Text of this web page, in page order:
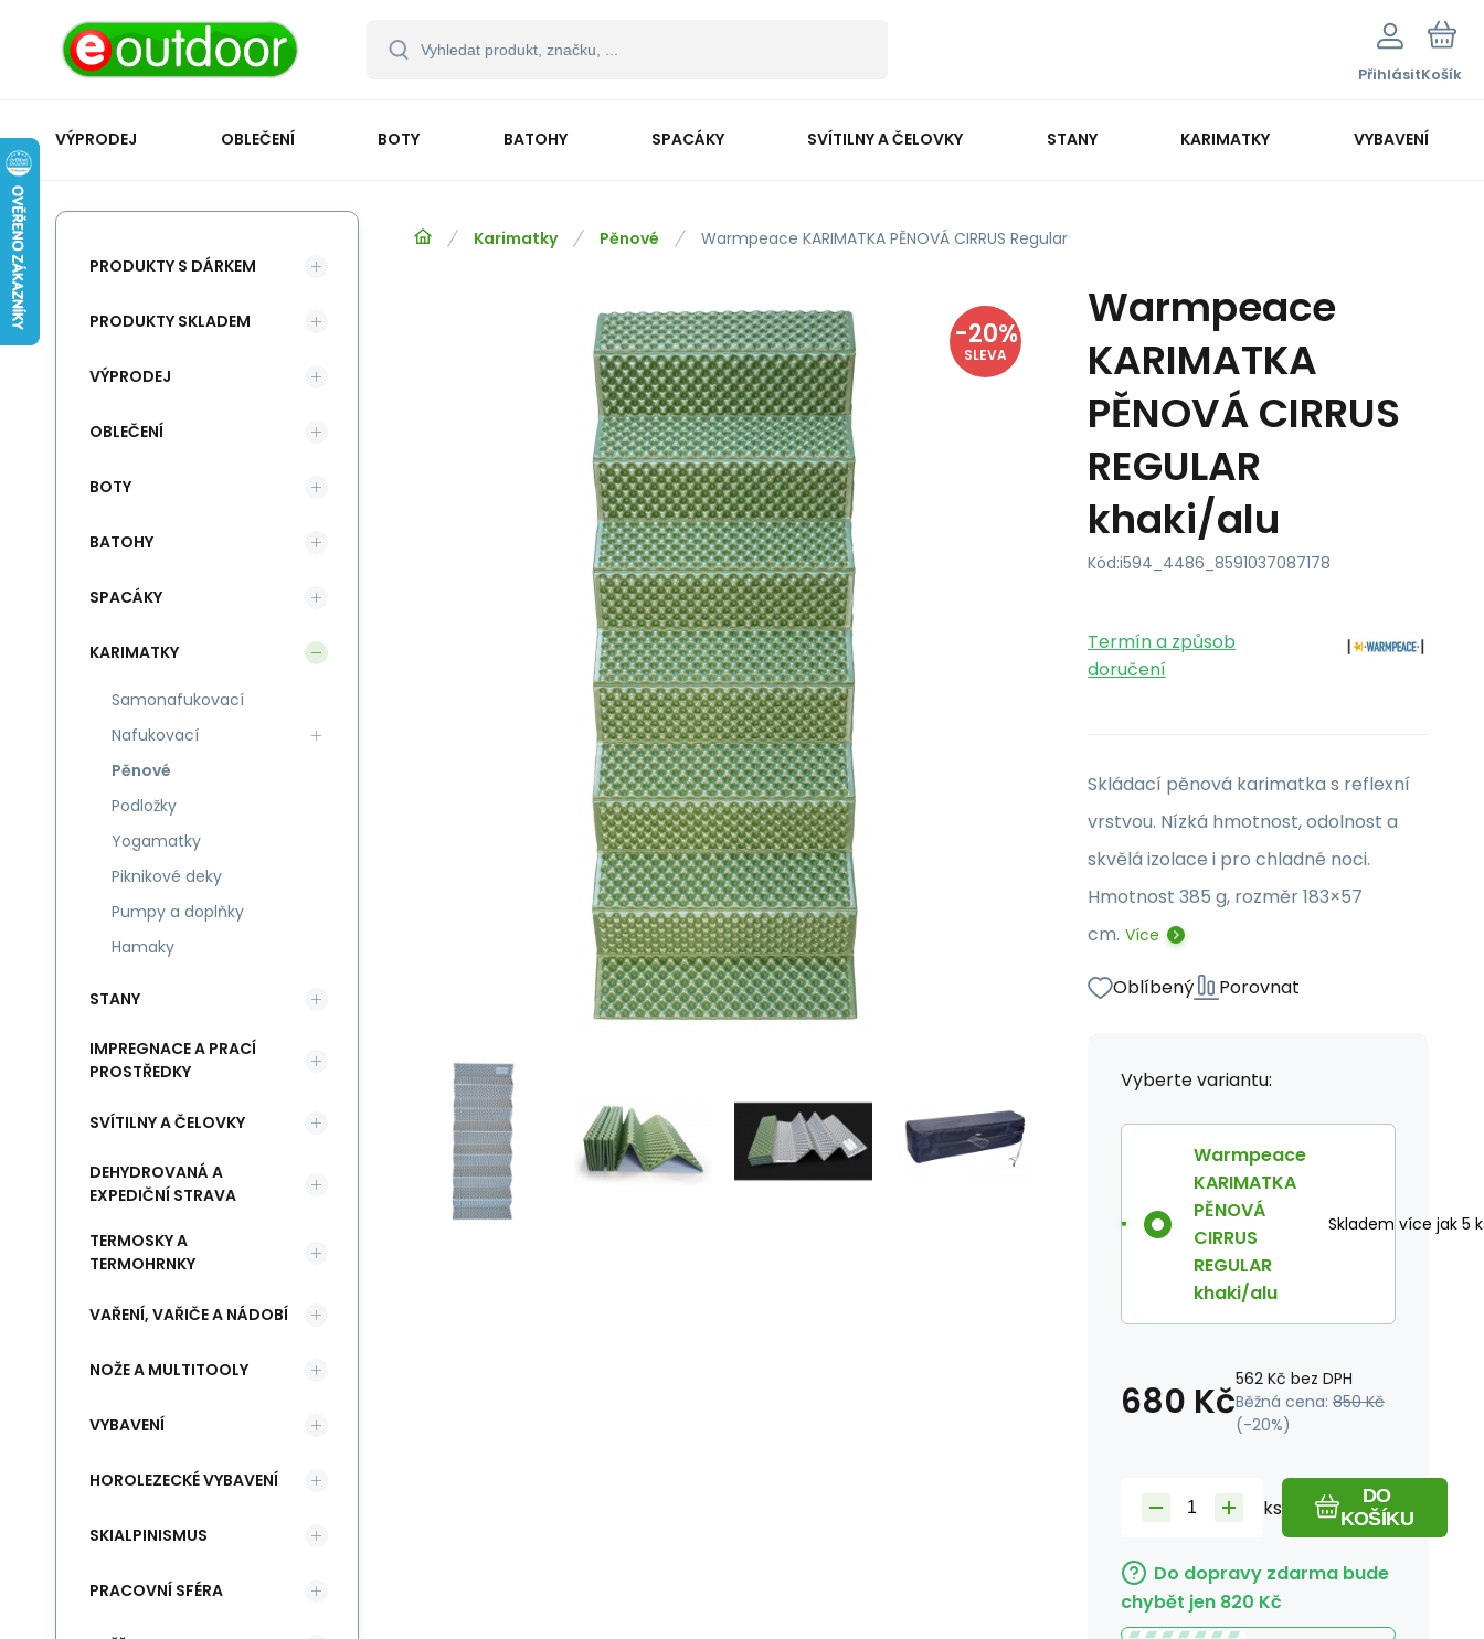
PřihlásitKošík
VÝPRODEJ OBLEČENÍ BOTY BATOHY SPACÁKY SVÍTILNY A ČELOVKY STANY KARIMATKY VYBAVENÍ
Karimatky Pěnové Warmpeace KARIMATKA PĚNOVÁ CIRRUS Regular
-20%
SLEVA
Warmpeace
KARIMATKA
PĚNOVÁ CIRRUS
REGULAR
khaki/alu
Kód:i594_4486_8591037087178
Termín a způsob
doručení
Skládací pěnová karimatka s reflexní
vrstvou. Nízká hmotnost, odolnost a
skvělá izolace i pro chladné noci.
Hmotnost 385 g, rozměr 183×57
cm. Více
Oblíbený Porovnat
Vyberte variantu:
Warmpeace
KARIMATKA
PĚNOVÁ
CIRRUS
REGULAR
khaki/alu
Skladem více jak 5
680 Kč562 Kč bez DPH
Běžná cena: 850 Kč
(-20%)
ks
DO
KOŠÍKU
Do dopravy zdarma bude
chybět jen 820 Kč
PRODUKTY S DÁRKEM
PRODUKTY SKLADEM
VÝPRODEJ
OBLEČENÍ
BOTY
BATOHY
SPACÁKY
KARIMATKY
Samonafukovací
Nafukovací
Pěnové
Podložky
Yogamatky
Piknikové deky
Pumpy a doplňky
Hamaky
STANY
IMPREGNACE A PRACÍ
PROSTŘEDKY
SVÍTILNY A ČELOVKY
DEHYDROVANÁ A
EXPEDIČNÍ STRAVA
TERMOSKY A
TERMOHRNKY
VAŘENÍ, VAŘIČE A NÁDOBÍ
NOŽE A MULTITOOLY
VYBAVENÍ
HOROLEZECKÉ VYBAVENÍ
SKIALPINISMUS
PRACOVNÍ SFÉRA